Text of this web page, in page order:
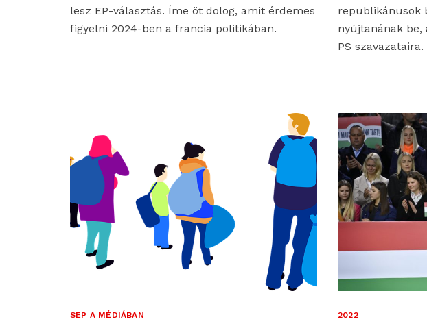
lesz EP-választás. Íme öt dolog, amit érdemes
figyelni 2024-ben a francia politikában.
republikánusok
nyújtanának
PS szavazataira.
SEP A MÉDIÁBAN 2022